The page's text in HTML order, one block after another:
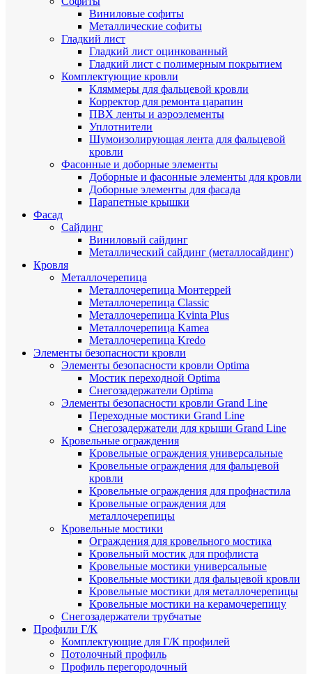
Виниловые софиты
Металлические софиты
Гладкий лист
Гладкий лист оцинкованный
Гладкий лист с полимерным покрытием
Комплектующие кровли
Кляммеры для фальцевой кровли
Корректор для ремонта царапин
ПВХ ленты и аэроэлементы
Уплотнители
Шумоизолирующая лента для фальцевой
кровли
Фасонные и доборные элементы
Доборные и фасонные элементы для кровли
Доборные элементы для фасада
Парапетные крышки
Фасад
Сайдинг
Виниловый сайдинг
Металлический сайдинг (металлосайдинг)
Кровля
Металлочерепица
Металлочерепица Монтеррей
Металлочерепица Classic
Металлочерепица Kvinta Plus
Металлочерепица Kamea
Металлочерепица Kredo
Элементы безопасности кровли
Элементы безопасности кровли Optima
Мостик переходной Optima
Снегозадержатели Optima
Элементы безопасности кровли Grand Line
Переходные мостики Grand Line
Снегозадержатели для крыши Grand Line
Кровельные ограждения
Кровельные ограждения универсальные
Кровельные ограждения для фальцевой
кровли
Кровельные ограждения для профнастила
Кровельные ограждения для
металлочерепицы
Кровельные мостики
Ограждения для кровельного мостика
Кровельный мостик для профлиста
Кровельные мостики универсальные
Кровельные мостики для фальцевой кровли
Кровельные мостики для металлочерепицы
Кровельные мостики на керамочерепицу
Снегозадержатели трубчатые
Профили Г/К
Комплектующие для Г/К профилей
Потолочный профиль
Профиль перегородочный